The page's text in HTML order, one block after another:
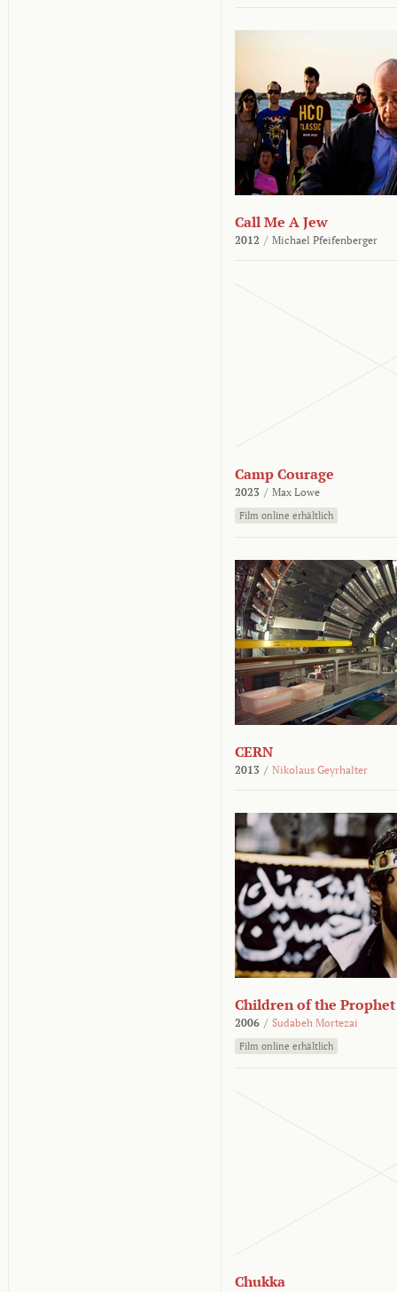
Call Me A Jew
2012 / Michael Pfeifenberger
Camp Courage
2023 / Max Lowe
Film online erhältlich
CERN
2013 / Nikolaus Geyrhalter
Children of the Prophet
2006 / Sudabeh Mortezai
Film online erhältlich
Chukka